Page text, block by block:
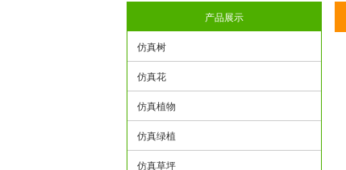
产品展示
仿真树
仿真花
仿真植物
仿真绿植
仿真草坪